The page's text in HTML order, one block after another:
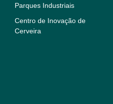
Parques Industriais
Centro de Inovação de
Cerveira